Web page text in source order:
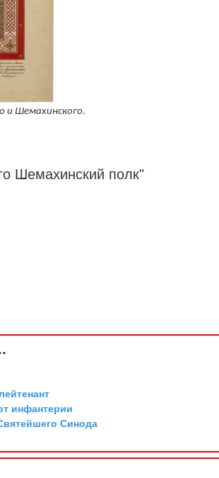
и Шемахинского.
Шемахинский полк"
инфантерии
Синода